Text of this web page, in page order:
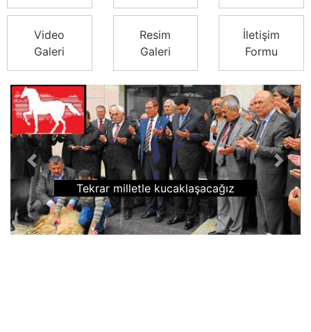
Video
Galeri
Resim
Galeri
İletişim
Formu
Tekrar milletle kucaklaşacağız
Previous Next